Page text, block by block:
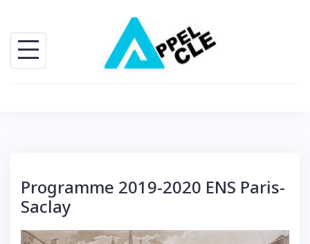
to
content
Programme 2019-2020 ENS Paris-
Saclay